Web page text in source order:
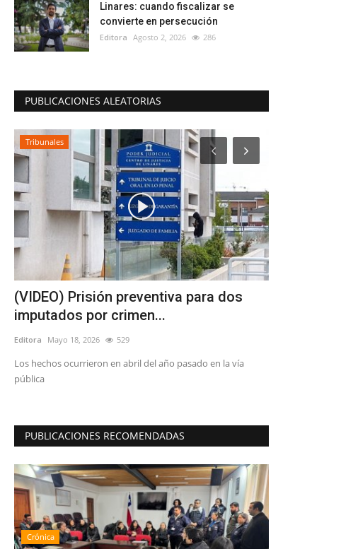
Linares: cuando fiscalizar se
convierte en persecución
Editora Agosto 2, 2026 286
PUBLICACIONES ALEATORIAS
Tribunales
(VIDEO) Prisión preventiva para dos
imputados por crimen...
Editora Mayo 18, 2026 529
Los hechos ocurrieron en abril del año pasado en la vía
pública
PUBLICACIONES RECOMENDADAS
Crónica